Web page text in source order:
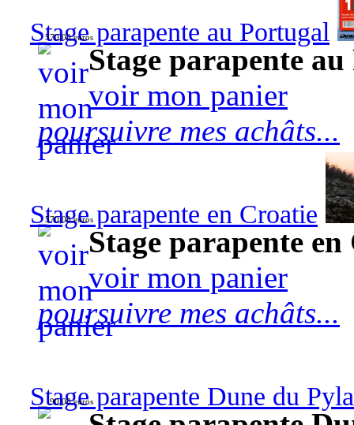
Stage parapente au Portugal
570,00 euros
Stage parapente
voir mon panier
poursuivre mes achâts...
Stage parapente en Croatie
570,00 euros
Stage parapente
voir mon panier
poursuivre mes achâts...
Stage parapente Dune du
90,00 euros